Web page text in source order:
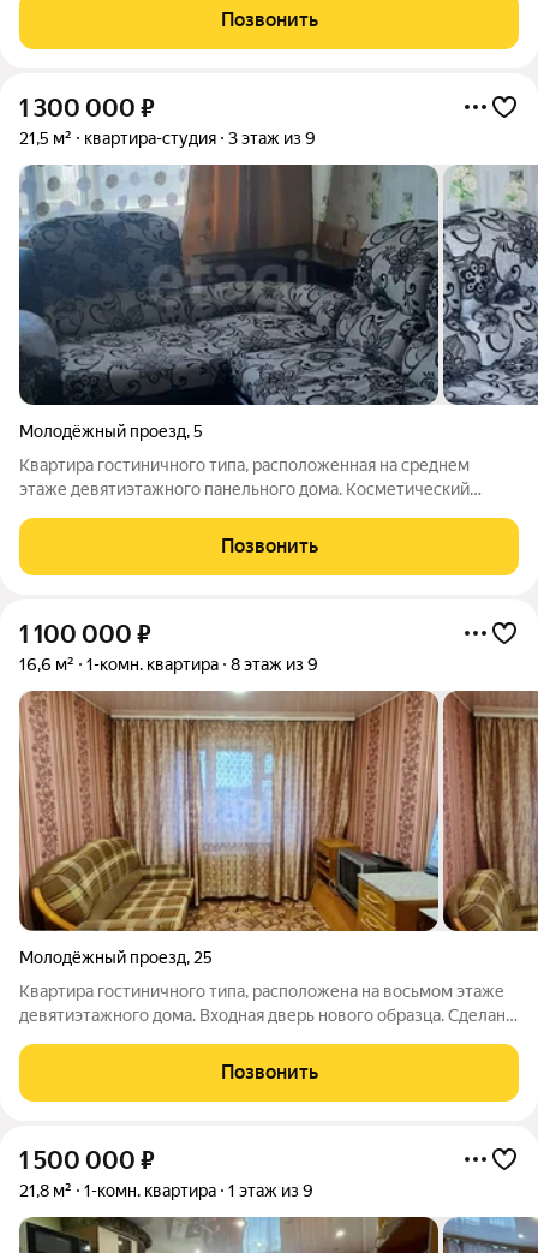
современного образца, стены оклеены обоями, потолок
потолочной плиткой, в коридоре на полу
Позвонить
1 300 000 ₽
21,5 м² квартира-студия 3 этаж из 9
Молодёжный проезд,5
Квартира гостиничного типа, расположенная на среднем
этаже девятиэтажного панельного дома. Косметический
линолеум и ковровое покрытие. Комната поделена на зоны:
кухонная и спальная. При
Позвонить
1 100 000 ₽
16,6 м² 1-комн. квартира 8 этаж из 9
Молодёжный проезд, 25
Квартира гостиничного типа, расположена на восьмом этаже
девятиэтажного дома. Входная дверь нового образца. Сделан
совмещён, сантехника в хорошем состоянии, потолок
натяжной с точечным
Позвонить
1 500 000 ₽
21,8 м² 1-комн. квартира 1 этаж из 9